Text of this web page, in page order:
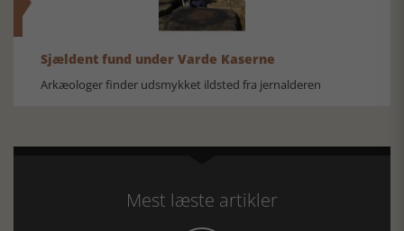
Sjældent fund under Varde Kaserne
Arkæologer finder udsmykket ildsted fra jernalderen
Mest læste artikler